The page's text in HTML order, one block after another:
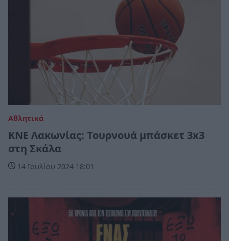
Αθλητικά
ΚΝΕ Λακωνίας: Τουρνουά μπάσκετ 3x3
στη Σκάλα
14 Ιουλίου 2024 18:01